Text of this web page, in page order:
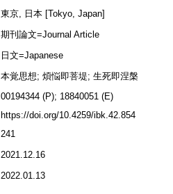
東京, 日本 [Tokyo, Japan]
期刊論文=Journal Article
日文=Japanese
本覚思想; 煩悩即菩堤; 生死即涅槃
00194344 (P); 18840051 (E)
https://doi.org/10.4259/ibk.42.854
241
2021.12.16
2022.01.13